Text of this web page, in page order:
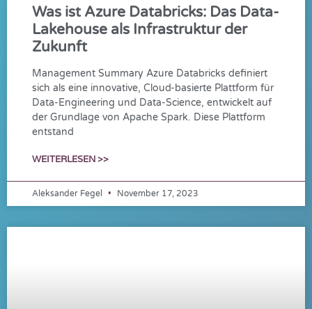
Was ist Azure Databricks: Das Data-
Lakehouse als Infrastruktur der
Zukunft
Management Summary Azure Databricks definiert
sich als eine innovative, Cloud-basierte Plattform für
Data-Engineering und Data-Science, entwickelt auf
der Grundlage von Apache Spark. Diese Plattform
entstand
WEITERLESEN >>
Aleksander Fegel November 17, 2023